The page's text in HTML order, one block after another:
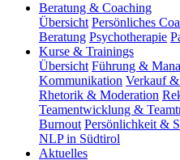
Beratung & Coaching
Übersicht Persönliches
Beratung Psychotherapie
Kurse & Trainings
Übersicht Führung &
Kommunikation Verkauf
Rhetorik & Moderation
Teamentwicklung &
Burnout Persönlichkeit &
NLP in Südtirol
Aktuelles